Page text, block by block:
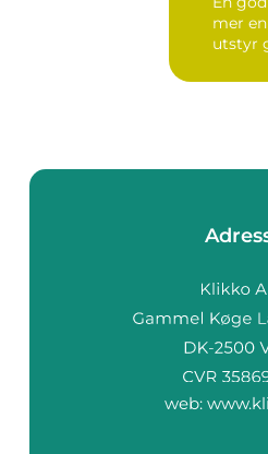
mer
utstyr
web: